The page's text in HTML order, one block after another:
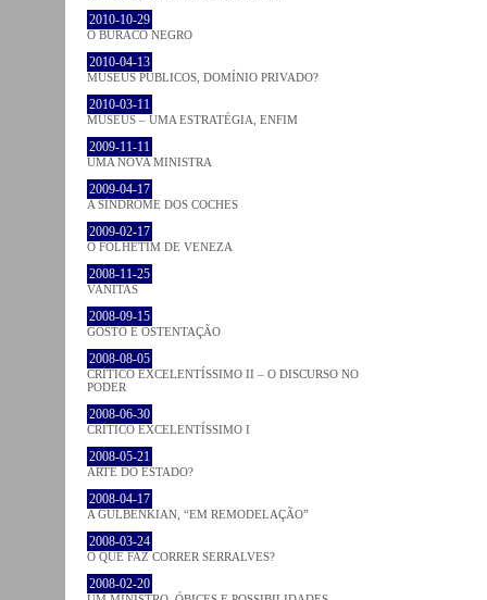
2010-10-29
O BURACO NEGRO
2010-04-13
MUSEUS PÚBLICOS, DOMÍNIO PRIVADO?
2010-03-11
MUSEUS – UMA ESTRATÉGIA, ENFIM
2009-11-11
UMA NOVA MINISTRA
2009-04-17
A SÍNDROME DOS COCHES
2009-02-17
O FOLHETIM DE VENEZA
2008-11-25
VANITAS
2008-09-15
GOSTO E OSTENTAÇÃO
2008-08-05
CRÍTICO EXCELENTÍSSIMO II – O DISCURSO NO
PODER
2008-06-30
CRÍTICO EXCELENTÍSSIMO I
2008-05-21
ARTE DO ESTADO?
2008-04-17
A GULBENKIAN, “EM REMODELAÇÃO”
2008-03-24
O QUE FAZ CORRER SERRALVES?
2008-02-20